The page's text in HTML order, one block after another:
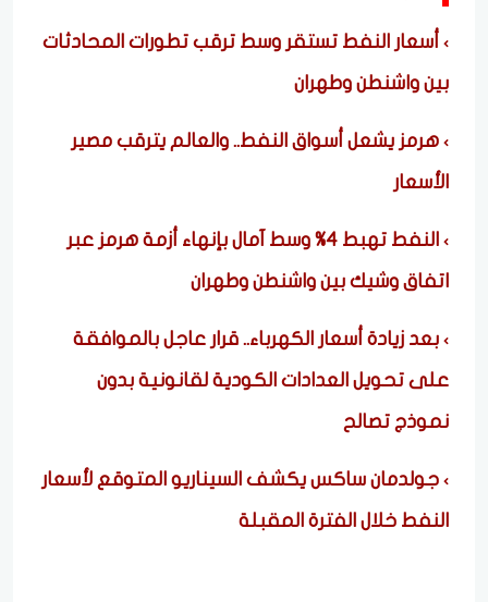
أسعار النفط تستقر وسط ترقب تطورات المحادثات
بين واشنطن وطهران
هرمز يشعل أسواق النفط.. والعالم يترقب مصير
الأسعار
النفط تهبط 4% وسط آمال بإنهاء أزمة هرمز عبر
اتفاق وشيك بين واشنطن وطهران
بعد زيادة أسعار الكهرباء.. قرار عاجل بالموافقة
على تحويل العدادات الكودية لقانونية بدون
نموذج تصالح
جولدمان ساكس يكشف السيناريو المتوقع لأسعار
النفط خلال الفترة المقبلة